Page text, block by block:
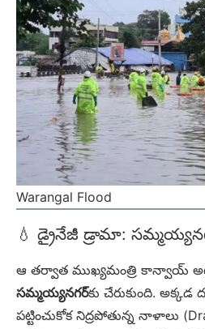
Warangal Flood
💧 డ్రైనేజీ డ్రామా:
ఆ తర్వాత ముఖ్యమంత్రి కాన్వాయ్
సమ్మయ్యనగర్కు చేరుకుంది.
పట్టించుకోక నిద్రపోతున్న నాళాలు